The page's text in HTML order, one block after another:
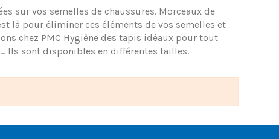
sur vos semelles de chaussures. Morceaux de
là pour éliminer ces éléments de vos semelles et
chez PMC Hygiène des tapis idéaux pour tout
Ils sont disponibles en différentes tailles.